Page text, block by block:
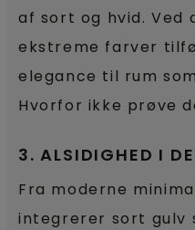
af sort og hvid. Ved
ekstreme farver
elegance til rum
Hvorfor ikke prøve
3. ALSIDIGHED I
Fra moderne
integrerer sort gulv